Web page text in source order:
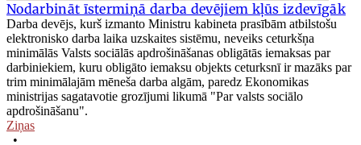
Nodarbināt īstermiņā darba devējiem kļūs izdevīgāk
Darba devējs, kurš izmanto Ministru kabineta prasībām atbilstošu
elektronisko darba laika uzskaites sistēmu, neveiks ceturkšņa
minimālās Valsts sociālās apdrošināšanas obligātās iemaksas par
darbiniekiem, kuru obligāto iemaksu objekts ceturksnī ir mazāks par
trim minimālajām mēneša darba algām, paredz Ekonomikas
ministrijas sagatavotie grozījumi likumā "Par valsts sociālo
apdrošināšanu".
Ziņas
•